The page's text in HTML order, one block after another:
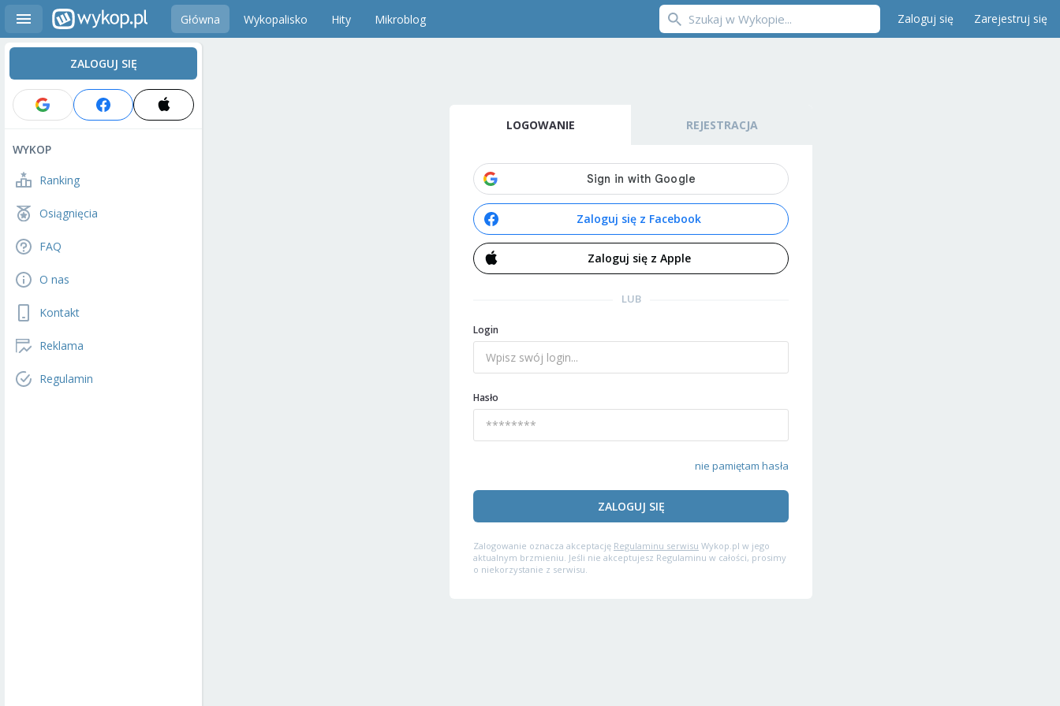
Główna Wykopalisko Hity Mikroblog Zaloguj się Zarejestruj się
ZALOGUJ SIĘ
WYKOP
Ranking
Osiągnięcia
FAQ
O nas
Kontakt
Reklama
Regulamin
LOGOWANIE REJESTRACJA
Zaloguj się z Facebook
Zaloguj się z Apple
LUB
Login
Hasło
nie pamiętam hasła
ZALOGUJ SIĘ
Zalogowanie oznacza akceptację Regulaminu serwisu Wykop.pl w jego
aktualnym brzmieniu. Jeśli nie akceptujesz Regulaminu w całości, prosimy
o niekorzystanie z serwisu.